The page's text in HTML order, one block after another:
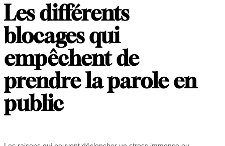
Les différents
blocages qui
empêchent de
prendre la parole en
public